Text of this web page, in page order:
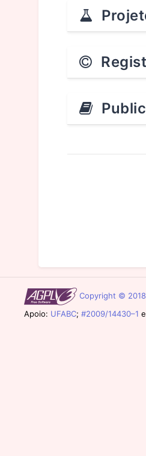
Copyright ©
Apoio: UFABC; #2009/14430–1 e